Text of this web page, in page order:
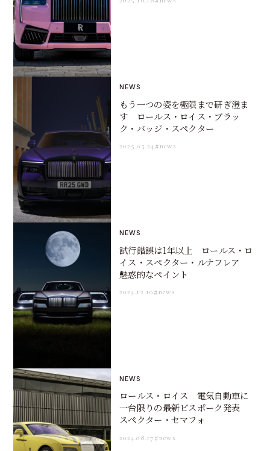
NEWS
もう一つの姿を極限まで研ぎ澄ま
す ロールス・ロイス・ブラッ
ク・バッジ・スペクター
2025.05.24#news
NEWS
試行錯誤は1年以上 ロールス・ロ
イス・スペクター・ルナフレア
魅惑的なペイント
2024.12.10#news
NEWS
ロールス・ロイス 電気自動車に
一台限りの最新ビスポーク発表
スペクター・セマフォ
2024.08.17#news